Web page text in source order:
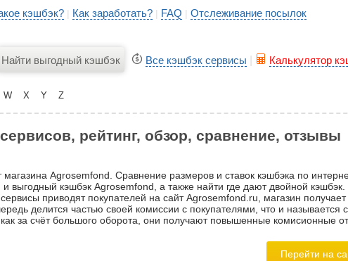
кэшбэк? | Как заработать? | FAQ | Отслеживание посылок
Все кэшбэк сервисы Калькулятор
W X Y Z
рейтинг, обзор, сравнение, отзывы
Agrosemfond. Сравнение размеров и ставок кэшбэка по
кэшбэк Agrosemfond, а также найти где дают двойной кэшбэк.
приводят покупателей на сайт Agrosemfond.ru, магазин
делится частью своей комиссии с покупателями, что и называется
за счёт большого оборота, они получают повышенные комисионные от
Перейти на